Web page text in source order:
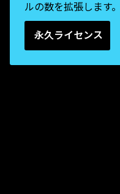
ルの数を拡張します。
永久ライセンス